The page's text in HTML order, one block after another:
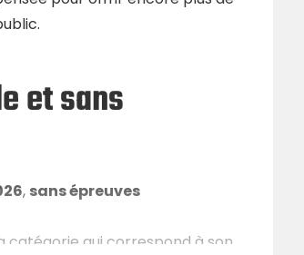
et sans
, sans épreuves
catégorie qui correspond à son